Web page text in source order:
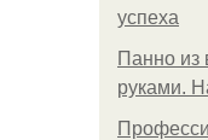
успеха
Панно из
руками.